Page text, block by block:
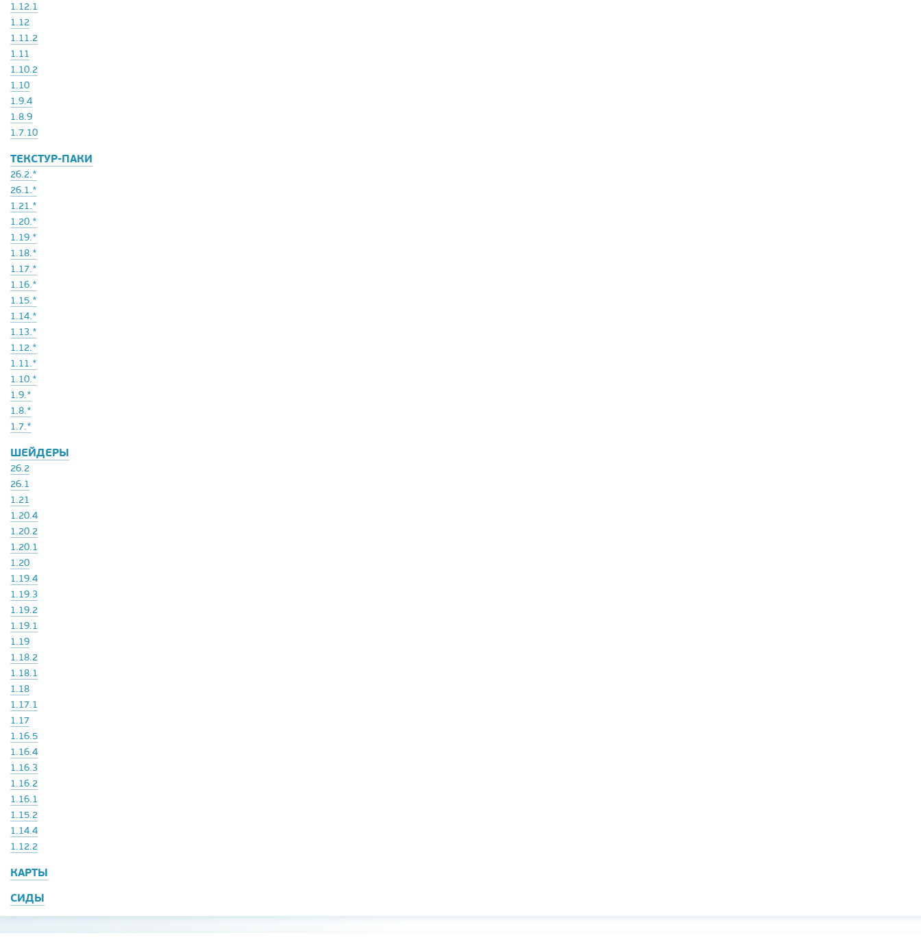
1.12.1
1.12
1.11.2
1.11
1.10.2
1.10
1.9.4
1.8.9
1.7.10
ТЕКСТУР-ПАКИ
26.2.*
26.1.*
1.21.*
1.20.*
1.19.*
1.18.*
1.17.*
1.16.*
1.15.*
1.14.*
1.13.*
1.12.*
1.11.*
1.10.*
1.9.*
1.8.*
1.7.*
ШЕЙДЕРЫ
26.2
26.1
1.21
1.20.4
1.20.2
1.20.1
1.20
1.19.4
1.19.3
1.19.2
1.19.1
1.19
1.18.2
1.18.1
1.18
1.17.1
1.17
1.16.5
1.16.4
1.16.3
1.16.2
1.16.1
1.15.2
1.14.4
1.12.2
КАРТЫ
СИДЫ